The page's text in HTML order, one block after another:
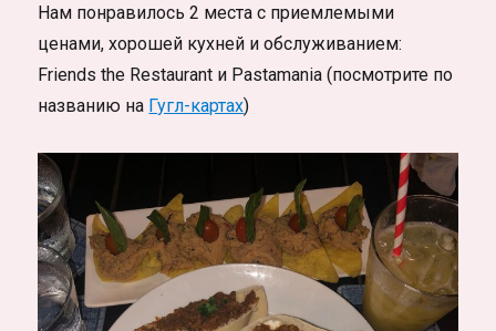
Нам понравилось 2 места с приемлемыми
ценами, хорошей кухней и обслуживанием:
Friends the Restaurant и Pastamania (посмотрите по
названию на Гугл-картах)